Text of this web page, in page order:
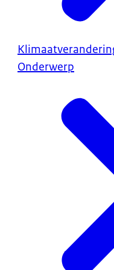
Onderwerp